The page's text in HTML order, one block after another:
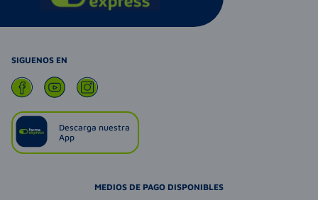
SIGUENOS EN
Descarga nuestra
App
MEDIOS DE PAGO DISPONIBLES